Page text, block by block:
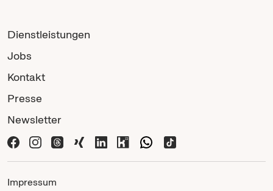
Dienstleistungen
Jobs
Kontakt
Presse
Newsletter
Impressum